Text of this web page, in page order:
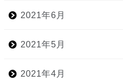
2021年6月
2021年5月
2021年4月